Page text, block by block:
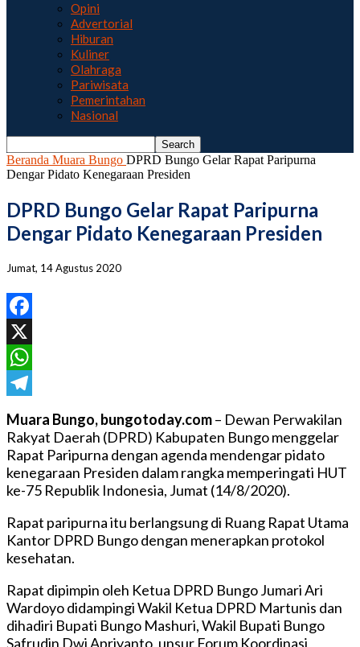
Opini
Advertorial
Hiburan
Kuliner
Olahraga
Pariwisata
Pemerintahan
Nasional
Beranda Muara Bungo DPRD Bungo Gelar Rapat Paripurna
Dengar Pidato Kenegaraan Presiden
DPRD Bungo Gelar Rapat Paripurna
Dengar Pidato Kenegaraan Presiden
Jumat, 14 Agustus 2020
Facebook
X
WhatsApp
Muara Bungo, bungotoday.com– Dewan Perwakilan
Rakyat Daerah (DPRD) Kabupaten Bungo menggelar
Rapat Paripurna dengan agenda mendengar pidato
kenegaraan Presiden dalam rangka memperingati HUT
ke-75 Republik Indonesia, Jumat (14/8/2020).
Rapat paripurna itu berlangsung di Ruang Rapat Utama
Kantor DPRD Bungo dengan menerapkan protokol
kesehatan.
Rapat dipimpin oleh Ketua DPRD Bungo Jumari Ari
Wardoyo didampingi Wakil Ketua DPRD Martunis dan
dihadiri Bupati Bungo Mashuri, Wakil Bupati Bungo
Safrudin Dwi Apriyanto, unsur Forum Koordinasi